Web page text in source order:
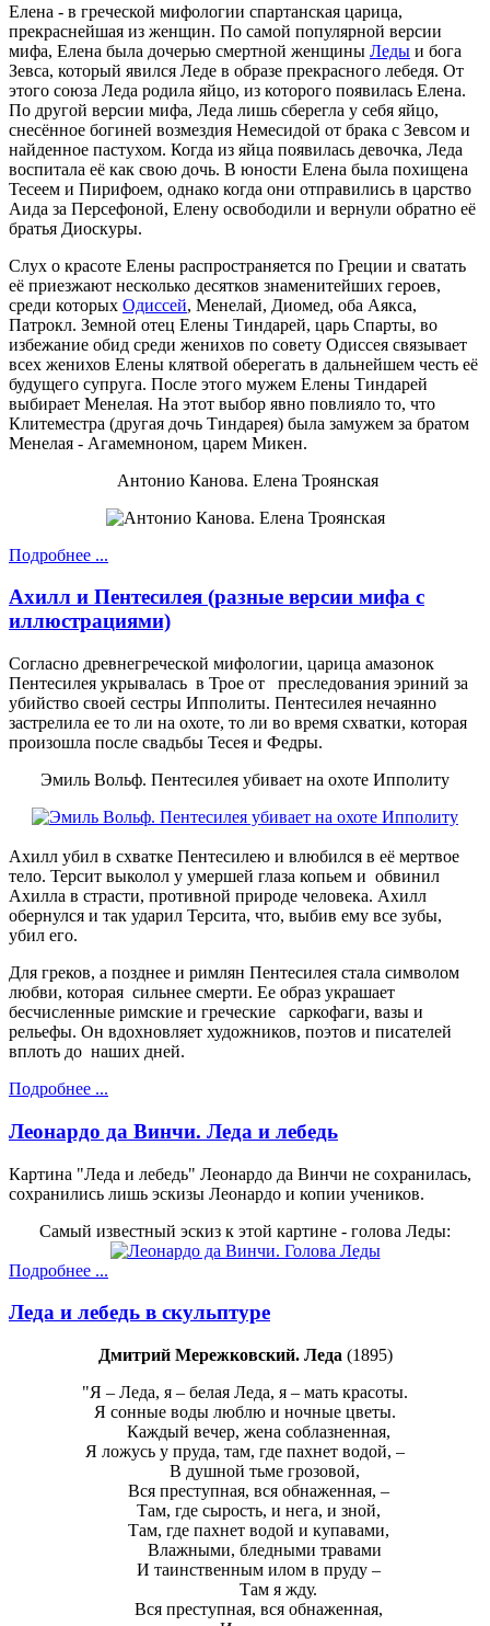
Елена - в греческой мифологии спартанская царица,
прекраснейшая из женщин. По самой популярной версии
мифа, Елена была дочерью смертной женщины Леды и бога
Зевса, который явился Леде в образе прекрасного лебедя. От
этого союза Леда родила яйцо, из которого появилась Елена.
По другой версии мифа, Леда лишь сберегла у себя яйцо,
снесённое богиней возмездия Немесидой от брака с Зевсом и
найденное пастухом. Когда из яйца появилась девочка, Леда
воспитала её как свою дочь. В юности Елена была похищена
Тесеем и Пирифоем, однако когда они отправились в царство
Аида за Персефоной, Елену освободили и вернули обратно её
братья Диоскуры.
Слух о красоте Елены распространяется по Греции и сватать
её приезжают несколько десятков знаменитейших героев,
среди которых Одиссей, Менелай, Диомед, оба Аякса,
Патрокл. Земной отец Елены Тиндарей, царь Спарты, во
избежание обид среди женихов по совету Одиссея связывает
всех женихов Елены клятвой оберегать в дальнейшем честь её
будущего супруга. После этого мужем Елены Тиндарей
выбирает Менелая. На этот выбор явно повлияло то, что
Клитеместра (другая дочь Тиндарея) была замужем за братом
Менелая - Агамемноном, царем Микен.
Антонио Канова. Елена Троянская
Подробнее ...
Ахилл и Пентесилея (разные версии мифа с
иллюстрациями)
Согласно древнегреческой мифологии, царица амазонок
Пентесилея укрывалась в Трое от преследования эриний за
убийство своей сестры Ипполиты. Пентесилея нечаянно
застрелила ее то ли на охоте, то ли во время схватки, которая
произошла после свадьбы Тесея и Федры.
Эмиль Вольф. Пентесилея убивает на охоте Ипполиту
Ахилл убил в схватке Пентесилею и влюбился в её мертвое
тело. Терсит выколол у умершей глаза копьем и обвинил
Ахилла в страсти, противной природе человека. Ахилл
обернулся и так ударил Терсита, что, выбив ему все зубы,
убил его.
Для греков, а позднее и римлян Пентесилея стала символом
любви, которая сильнее смерти. Ее образ украшает
бесчисленные римские и греческие саркофаги, вазы и
рельефы. Он вдохновляет художников, поэтов и писателей
вплоть до наших дней.
Подробнее ...
Леонардо да Винчи. Леда и лебедь
Картина "Леда и лебедь" Леонардо да Винчи не сохранилась,
сохранились лишь эскизы Леонардо и копии учеников.
Самый известный эскиз к этой картине - голова Леды:
Подробнее ...
Леда и лебедь в скульптуре
Дмитрий Мережковский. Леда (1895)
"Я – Леда, я – белая Леда, я – мать красоты.
Я сонные воды люблю и ночные цветы.
Каждый вечер, жена соблазненная,
Я ложусь у пруда, там, где пахнет водой, –
В душной тьме грозовой,
Вся преступная, вся обнаженная, –
Там, где сырость, и нега, и зной,
Там, где пахнет водой и купавами,
Влажными, бледными травами
И таинственным илом в пруду –
Там я жду.
Вся преступная, вся обнаженная,